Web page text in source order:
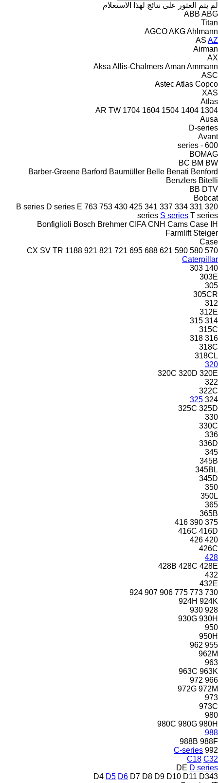
لم يتم العثور على نتائج لهذا الاستعلام
ABB ABG
Titan
AGCOAKGAhlmann
AS AZ
Airman
AX
Aksa Allis-ChalmersAman Ammann
ASC
AstecAtlas Copco
XAS
Atlas
1304
1404
1504
1604
1704
AR TW
Ausa
D-series
Avant
600 - series
BOMAG
BC BM BW
Barber-Greene Barford Baumüller Belle Benati Benford
Benzlers Bitelli
BB DTV
Bobcat
320
331
334
337
341
425
430
753
763
B series D series E
series S series T series
Bonfiglioli Bosch Brehmer CIFA CNH Cams Case IH
Farmlift Steiger
Case
570
580
590
621
688
695
721
821
921
1188
CX SV TR
Caterpillar
140
303
303E
305
305CR
312
312E
314
315
315C
316
318
318C
318CL
320
320C 320D 320E
322
322C
324
325
325C 325D
330
330C
336
336D
345
345B
345BL
345D
350
350L
365
365B
375
390
416
416C 416D
420
426
426C
428
428B 428C 428E
432
432E
730
773
775
906
907
924
924H 924K
928
930
930G 930H
950
950H
955
962
962M
963
963C 963K
966
972
972G 972M
973
973C
980
980C 980G 980H
988
988B 988F
992
C-series
C18 C32
DE D series
D4 D5 D6 D7 D8 D9 D10 D11 D343